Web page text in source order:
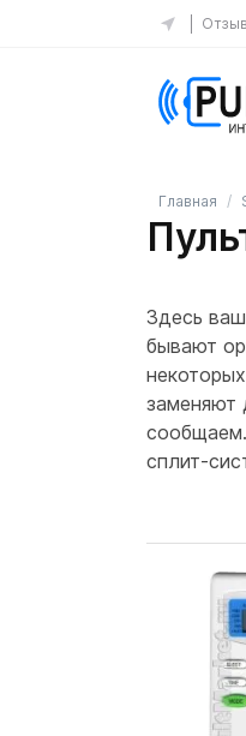
Главная
Здесь
бывают
заменяют
сплит-